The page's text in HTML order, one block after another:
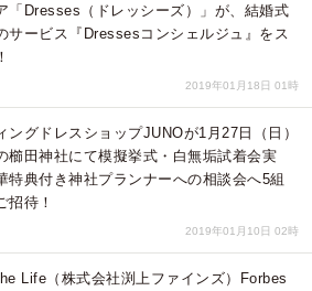
「Dresses（ドレッシーズ）」が、結婚式
サービス『Dressesコンシェルジュ』をス
2019年01月18日 01時
ングドレスショップJUNOが1月27日（日）
櫛田神社にて模擬挙式・白無垢試着会実
特典付き神社プランナーへの相談会へ5組
招待！
2019年01月10日 02時
Life（株式会社渕上ファインズ）Forbes